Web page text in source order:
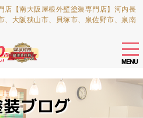
MENU
店【南大阪屋根外壁塗装専門店】河内長
、大阪狭山市、貝塚市、泉佐野市、泉南
ブログ